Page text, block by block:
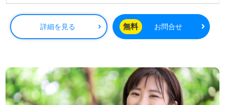
◎誰かの”困った”を笑顔に変える！小さな喜びを”生きが
い”に変えていく！職員様のあたたかな”ハート”で寄り添う
事業所様！◎
看護助手や介護職経験をベースにサービス提供責任者経験
事制度、手厚いOJT/外部講師を招いての研修会もあなたの
チカラに！『ご利用者様やご家族様のお気持ちに寄り添い
たい、経験を活かしたい』『サービス提供責任者としての
知識、経験を深めたい』『ご利用者様のお役に立てるキャ
詳細を見る 無料 お問合せ